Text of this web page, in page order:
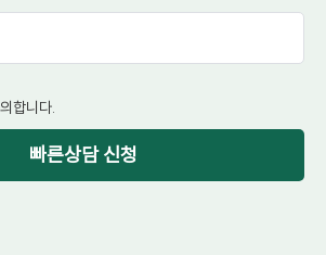
합니다.
빠른상담 신청